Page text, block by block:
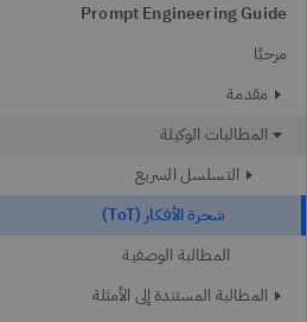
Prompt Engineering Guide
مرحبًا
مقدمة
المطالبات الوكيلة
التسلسل السريع
شجرة الأفكار (ToT)
المطالبة الوصفية
المطالبة المستندة إلى الأمثلة